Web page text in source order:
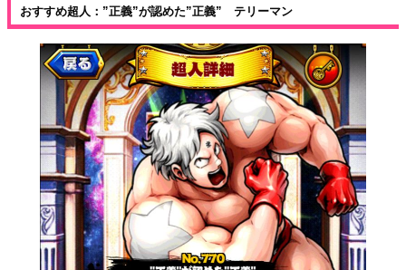
おすすめ超人：”正義”が認めた”正義” テリーマン